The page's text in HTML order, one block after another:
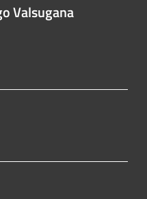
Valsugana